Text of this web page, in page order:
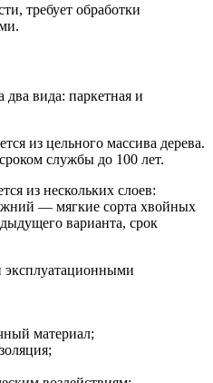
требует обработки
вида: паркетная и
из цельного массива дерева.
службы до 100 лет.
из нескольких слоев:
— мягкие сорта хвойных
варианта, срок
материал;